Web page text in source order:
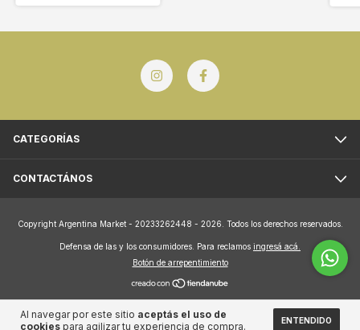
Al navegar por este sitio aceptás el uso de
cookies para agilizar tu experiencia de compra. ENTENDIDO
CATEGORÍAS
CONTACTÁNOS
Copyright Argentina Market - 20233262448 - 2026. Todos los derechos reservados.
Defensa de las y los consumidores. Para reclamos ingresá acá.
Botón de arrepentimiento